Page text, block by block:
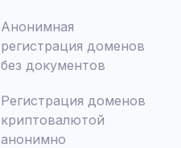
Анонимная
регистрация доменов
без документов
Регистрация доменов
криптовалютой
анонимно